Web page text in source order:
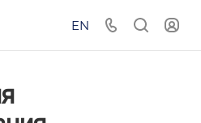
EN